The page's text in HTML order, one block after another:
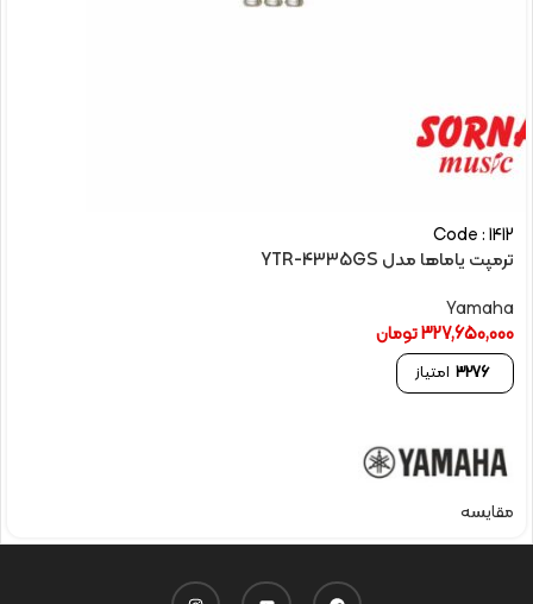
Code : 1412
ترمپت یاماها مدل YTR-4335GS
Yamaha
327,650,000تومان
3276 امتیاز
مقایسه